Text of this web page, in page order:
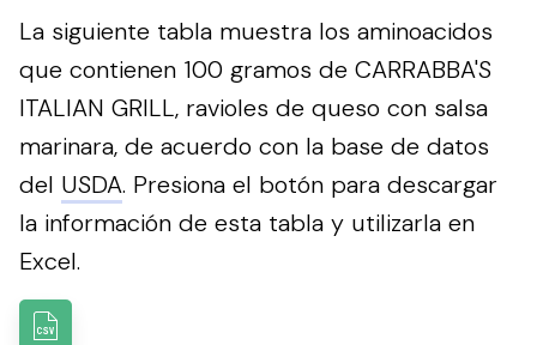
La siguiente tabla muestra los aminoacidos
que contienen 100 gramos de CARRABBA'S
ITALIAN GRILL, ravioles de queso con salsa
marinara, de acuerdo con la base de datos
del USDA. Presiona el botón para descargar
la información de esta tabla y utilizarla en
Excel.